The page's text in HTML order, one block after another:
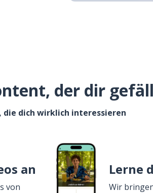
der dir
die dich wirklich interessieren
an
von
Lerne
Wir